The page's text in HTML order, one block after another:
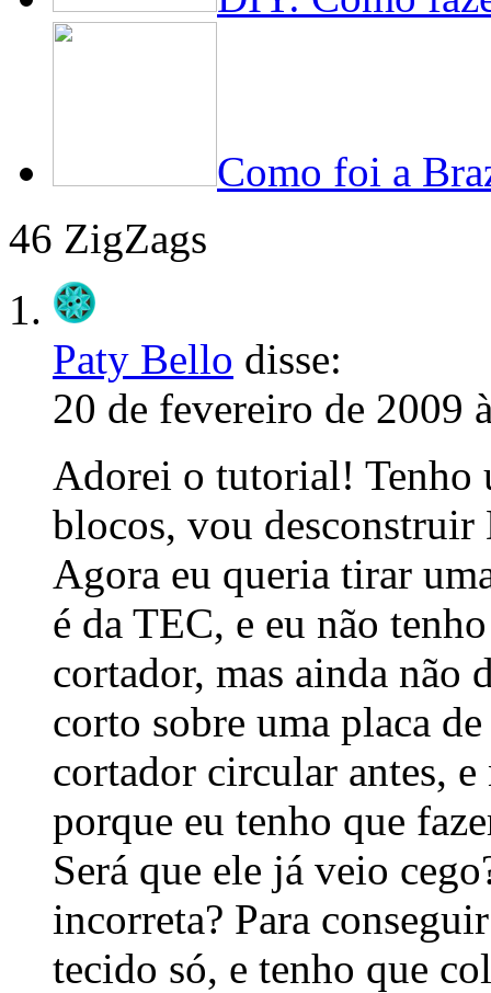
Como foi a
46 ZigZags
Paty Bello disse:
20 de fevereiro de 2009
Adorei o tutorial! Tenho
blocos, vou
Agora eu queria tirar
é da TEC, e eu não
cortador, mas ainda não
corto sobre uma placa
cortador circular antes, e
porque eu tenho que
Será que ele já veio
incorreta? Para
tecido só, e tenho que